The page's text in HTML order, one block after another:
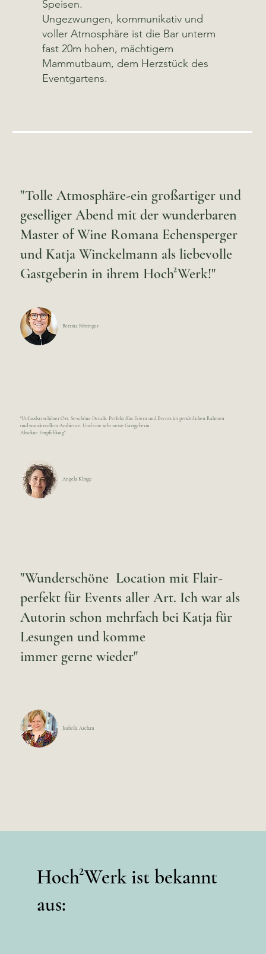
Speisen.
Ungezwungen, kommunikativ und
voller Atmosphäre ist die Bar unterm
fast 20m hohen, mächtigem
Mammutbaum, dem Herzstück des
Eventgartens.
"Tolle Atmosphäre-ein großartiger und
geselliger Abend mit der wunderbaren
Master of Wine Romana Echensperger
und Katja Winckelmann als liebevolle
Gastgeberin in ihrem Hoch²Werk!"
Bettina Böttinger
"Unfassbar schöner Ort. So schöne Details. Perfekt fürs Feiern und Events im persönlichen Rahmen
und wundervollem Ambiente. Und eine sehr nette Gastgeberin.
Absolute Empfehlung"
Angela Klinge
"Wunderschöne Location mit Flair-
perfekt für Events aller Art. Ich war als
Autorin schon mehrfach bei Katja für
Lesungen und komme
immer gerne wieder"
Isabella Archan
Hoch²Werk ist bekannt
aus: